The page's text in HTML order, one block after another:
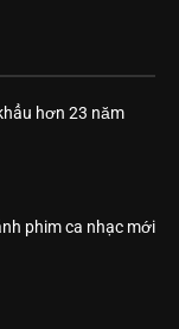
hơn 23 năm
phim ca nhạc mới